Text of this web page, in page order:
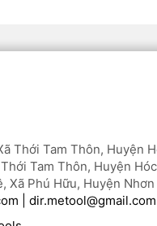
Thới Tam Thôn, Huyện
Tam Thôn, Huyện
Xã Phú Hữu, Huyện
| dir.metool@gmail.com